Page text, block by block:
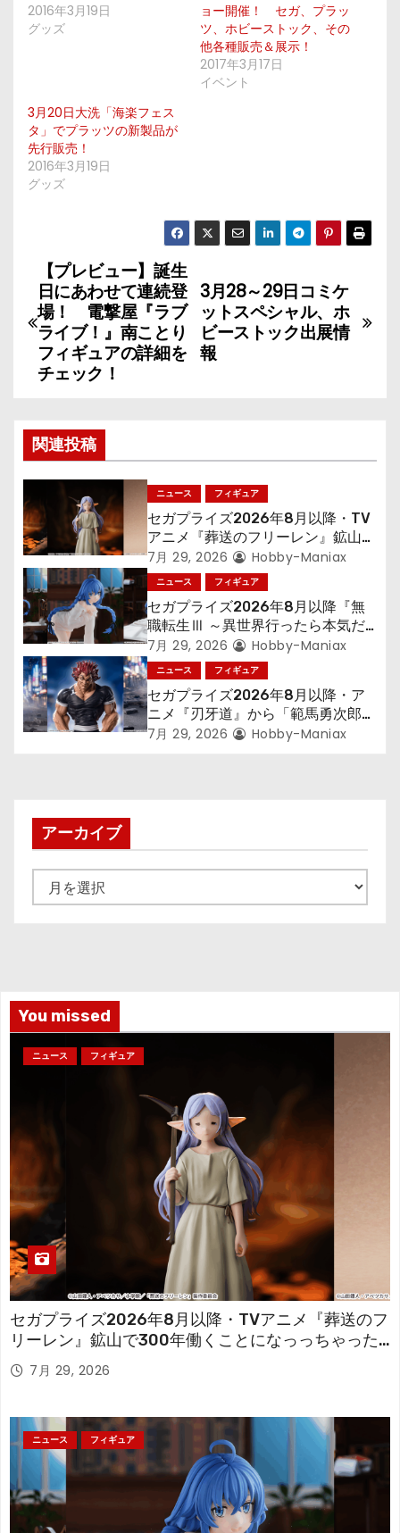
2016年3月19日
グッズ
ョー開催！ セガ、プラッ
ツ、ホビーストック、その
他各種販売＆展示！
2017年3月17日
イベント
3月20日大洗「海楽フェス
タ」でプラッツの新製品が
先行販売！
2016年3月19日
グッズ
投
稿
ナ
ビ
ゲ
ー
シ
ョ
ン
3月28～29日コミケ
ットスペシャル、ホ
ビーストック出展情
報
【プレビュー】誕生
日にあわせて連続登
場！ 電撃屋『ラブ
ライブ！』南ことり
フィギュアの詳細を
チェック！
関連投稿
ニュース フィギュア
セガプライズ2026年8月以降・TV
アニメ『葬送のフリーレン』鉱山で
300年働くことになっっちゃった
「フリーレン」を立体化！
7月 29, 2026 Hobby-Maniax
ニュース フィギュア
セガプライズ2026年8月以降『無
職転生Ⅲ ～異世界行ったら本気だ
す～』から「ロキシー」のフィギュ
アが登場！
7月 29, 2026 Hobby-Maniax
ニュース フィギュア
セガプライズ2026年8月以降・ア
ニメ『刃牙道』から「範馬勇次郎」
が登場ッッ!!
7月 29, 2026 Hobby-Maniax
アーカイブ
ー
You missed
ニュース フィギュア
セガプライズ2026年8月以降・TVアニメ『葬送のフ
リーレン』鉱山で300年働くことになっっちゃった
「フリーレン」を立体化！
7月 29, 2026
ニュース フィギュア